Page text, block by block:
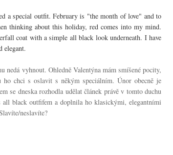
a special outfit. February is "the month of love" and to
thinking about this holiday, red comes into my mind.
coat with a simple all black look underneath. I have
elegant.
nedá vyhnout. Ohledně Valentýna mám smíšené pocity,
chci s oslavit s někým speciálním. Únor obecně je
se dneska rozhodla udělat článek právě v tomto duchu
all black outfifem a doplnila ho klasickými, elegantními
neslavíte?